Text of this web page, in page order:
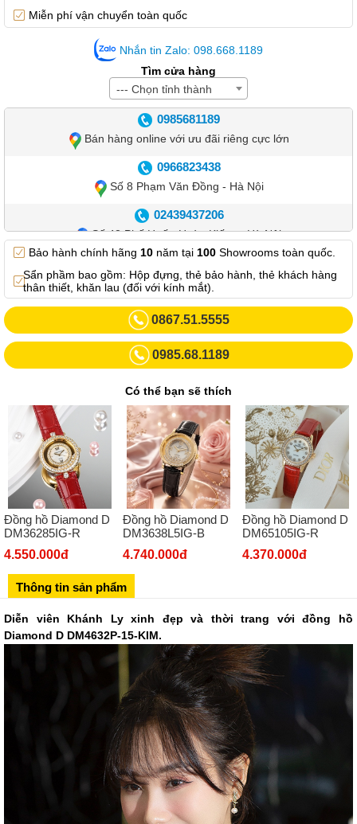
Miễn phí vận chuyển toàn quốc
Nhắn tin Zalo: 098.668.1189
Tìm cửa hàng
--- Chọn tỉnh thành
0985681189
Bán hàng online với ưu đãi riêng cực lớn
0966823438
Số 8 Phạm Văn Đồng - Hà Nội
02439437206
Số 42 Phố Huế - Hoàn Kiếm – Hà Nội
0982.769.887
Showroom 3: Số 87 Trương Định - Hai Bà Trưng - Hà Nội.
0969102552
Số 55 Trần Đăng Ninh – Cầu Giấy – Hà Nội
0963264832
02437836542
Số 8 Trần Duy Hưng - Cầu Giấy - Hà Nội
02432232319
Số 413 Quang Trung - Hà Đông - Hà Nội
02432127660
Số 273 Nguyễn Văn Cừ - Long Biên - Hà Nội
02439392490
Số 28 Chùa Thông - Sơn Tây - Hà Nội
02437939481
Số 53 Trần Đăng Ninh - Cầu Giấy - Hà Nội
034 629 9090
Showroom 86: BH9A-SP.9A-63 Vinhomes Ocean Park 1, Dương
Xá, Gia Lâm, Thành phố Hà Nội
Bảo hành chính hãng 10 năm tại 100 Showrooms toàn quốc.
Sẩn phầm bao gồm: Hộp đựng, thẻ bảo hành, thẻ khách hàng
thân thiết, khăn lau (đối với kính mắt).
0867.51.5555
0985.68.1189
Có thể bạn sẽ thích
Đồng hồ Diamond D
DM36285IG-R
4.550.000đ
Đồng hồ Diamond D
DM3638L5IG-B
4.740.000đ
Đồng hồ Diamond D
DM65105IG-R
4.370.000đ
Thông tin sản phẩm
Diễn viên Khánh Ly xinh đẹp và thời trang với đồng hồ
Diamond D DM4632P-15-KIM.